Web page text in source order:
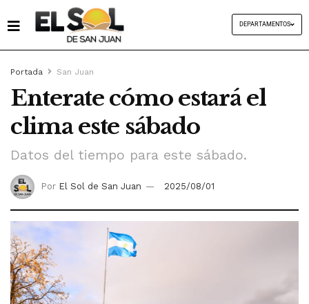
DEPARTAMENTOS
Portada San Juan
Enterate cómo estará el
clima este sábado
Datos del tiempo para este sábado.
Por El Sol de San Juan 2025/08/01